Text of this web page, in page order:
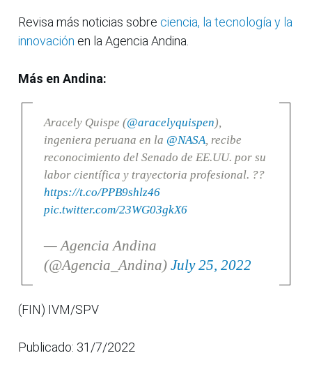
Revisa más noticias sobre ciencia, la tecnología y la
innovación en la Agencia Andina.
Más en Andina:
Aracely Quispe (@aracelyquispen),
ingeniera peruana en la @NASA, recibe
reconocimiento del Senado de EE.UU. por su
labor científica y trayectoria profesional. ??
https://t.co/PPB9shlz46
pic.twitter.com/23WG03gkX6
— Agencia Andina
(@Agencia_Andina) July 25, 2022
(FIN) IVM/SPV
Publicado: 31/7/2022